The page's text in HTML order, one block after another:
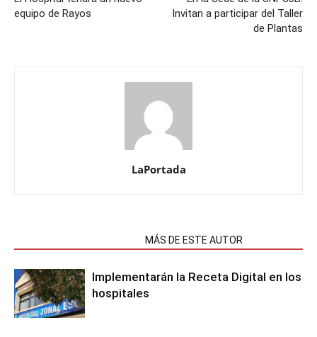
equipo de Rayos
Invitan a participar del Taller
de Plantas
LaPortada
MÁS DE ESTE AUTOR
Implementarán la Receta Digital en los
hospitales